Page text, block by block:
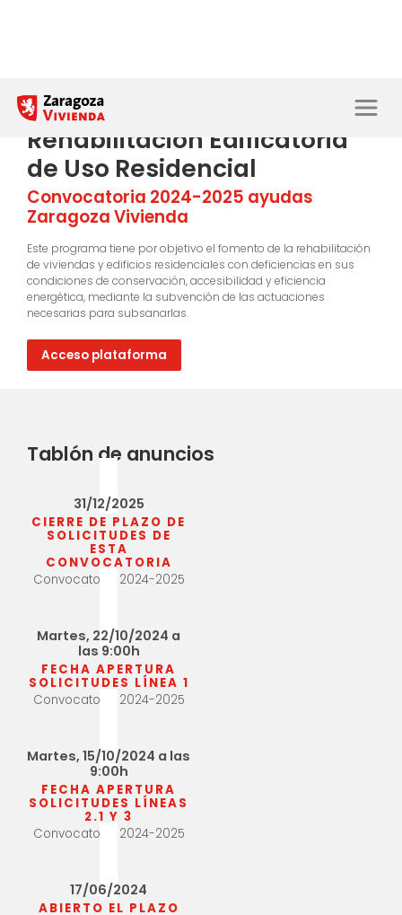
Rehabilitación Edificatoria
de Uso Residencial
Convocatoria 2024-2025 ayudas
Zaragoza Vivienda
Este programa tiene por objetivo el fomento de la rehabilitación
de viviendas y edificios residenciales con deficiencias en sus
condiciones de conservación, accesibilidad y eficiencia
energética, mediante la subvención de las actuaciones
necesarias para subsanarlas.
Acceso plataforma
Tablón de anuncios
31/12/2025
CIERRE DE PLAZO DE
SOLICITUDES DE
ESTA
CONVOCATORIA
Convocatoria 2024-2025
Martes, 22/10/2024 a
las 9:00h
FECHA APERTURA
SOLICITUDES LÍNEA 1
Convocatoria 2024-2025
Martes, 15/10/2024 a las
9:00h
FECHA APERTURA
SOLICITUDES LÍNEAS
2.1 Y 3
Convocatoria 2024-2025
17/06/2024
ABIERTO EL PLAZO